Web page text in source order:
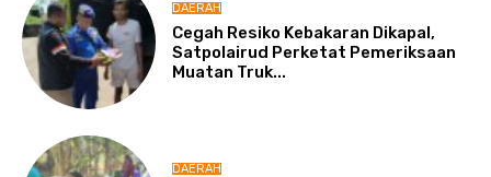
DAERAH
Cegah Resiko Kebakaran Dikapal,
Satpolairud Perketat Pemeriksaan
Muatan Truk...
DAERAH